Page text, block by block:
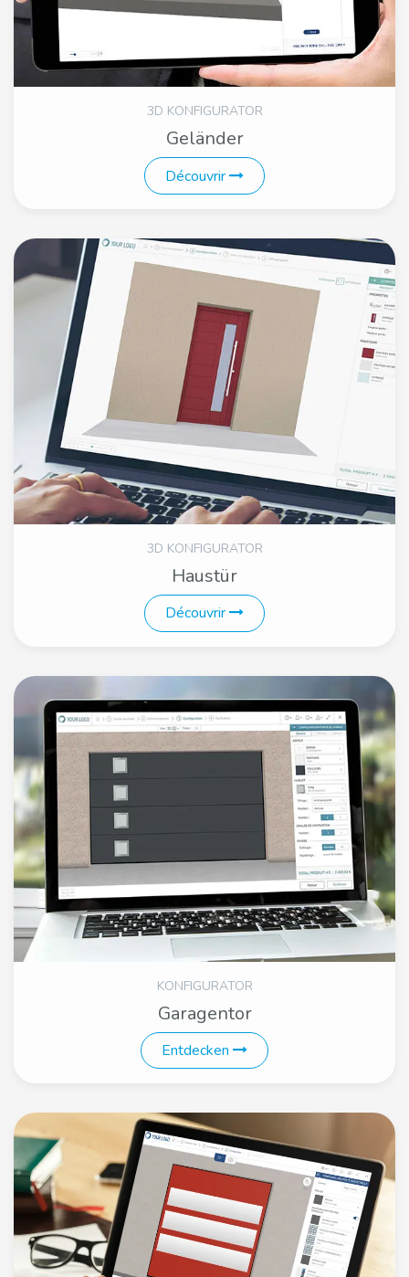
3D KONFIGURATOR
Geländer
Découvrir
3D KONFIGURATOR
Haustür
Découvrir
KONFIGURATOR
Garagentor
Entdecken